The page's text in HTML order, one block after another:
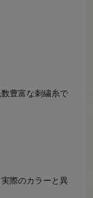
豊富な刺繍糸で
際のカラーと異